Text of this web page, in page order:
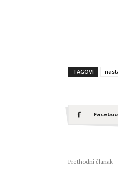
TAGOVI
Prethodni članak